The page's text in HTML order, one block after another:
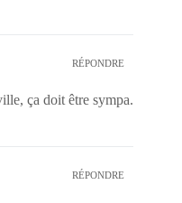
RÉPONDRE
ça doit être sympa.
RÉPONDRE